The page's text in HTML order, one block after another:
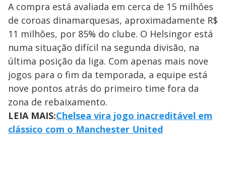
A compra está avaliada em cerca de 15 milhões
de coroas dinamarquesas, aproximadamente R$
11 milhões, por 85% do clube. O Helsingor está
numa situação difícil na segunda divisão, na
última posição da liga. Com apenas mais nove
jogos para o fim da temporada, a equipe está
nove pontos atrás do primeiro time fora da
zona de rebaixamento.
LEIA MAIS:Chelsea vira jogo inacreditável em
clássico com o Manchester United